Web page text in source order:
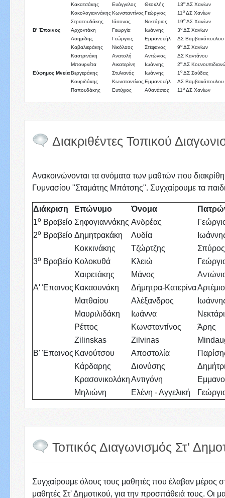
Κακατσάκης
Ευάγγελος Θεοκλής 13ο ΔΣ Χανίων
Κοκολογιαννάκης Κωνσταντίνος Γεώργιος 11ο ΔΣ Χανίων
Στρατουδάκης
Ιάσονας Νεκτάριος 19ο ΔΣ Χανίων
Β' Έπαινος
Αρχοντάκη Γεωργία Ιωάννης 3ο ΔΣ Χανίων
Ασημίδης
Γεώργιος Εμμανουήλ
ΔΣ Βαμβακόπουλου
Καβαλιεράκης
Νικόλαος Στέφανος 9ο ΔΣ Χανίων
Καστρινάκη
Ανατολή Αντώνιος
ΔΣ Καντάνου
Μπουρνέτα
Αικατερίνη Ιωάννης 2ο ΔΣ
Εύφημος Μνεία Βεργεράκης Στυλιανός Ιωάννης 1ο ΔΣ Σούδας
Κουριδάκης
Κωνσταντίνος Εμμανουήλ
ΔΣ Βαμβακόπουλου
Παπουδάκης
Ευτύχιος Αθανάσιος 11ο ΔΣ Χανίων
Διακριθέντες Τοπικού
Ανακοινώνονται τα ονόματα των μαθτών που
Γυμνασίου "Σταμάτης Μπάτσης". Συγχαίρουμε τα
Διάκριση Επώνυμο Όνομα
1ο Βραβείο Σηφογιαννάκης Ανδρέας
2ο Βραβείο Δημητρακάκη Λυδία
Κοκκινάκης
Τζώρτζης
Σπύρος
3ο Βραβείο Κολοκυθά Κλειώ
Χαιρετάκης
Μάνος
Α' Έπαινος Κακαουνάκη Δήμητρα-Κατερίνα
Ματθαίου
Αλέξανδρος
Μαυριλιδάκη
Ιωάννα
Ρέττος
Κωνσταντίνος
Άρης
Zilinskas
Zilvinas
Β' Έπαινος Κανούτσου Αποστολία
Κάρδαρης
Διονύσης
ΚρασονικολάκηΑντιγόνη
Μηλιώνη
Ελένη - Αγγελική
Τοπικός Διαγωνισμός Στ'
Συγχαίρουμε όλους τους μαθητές που έλαβαν μέρος
μαθητές Στ' Δημοτικού, για την προσπάθειά τους. Οι